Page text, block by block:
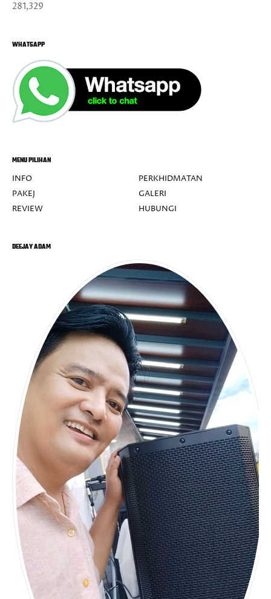
281,329
WHATSAPP
MENU PILIHAN
INFO
PERKHIDMATAN
PAKEJ
GALERI
REVIEW
HUBUNGI
DEEJAY ADAM